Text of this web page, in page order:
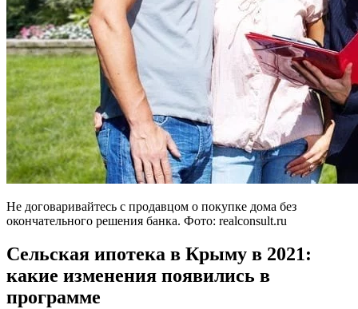
Не договаривайтесь с продавцом о покупке дома без
окончательного решения банка. Фото: realconsult.ru
Сельская ипотека в Крыму в 2021:
какие изменения появились в
программе